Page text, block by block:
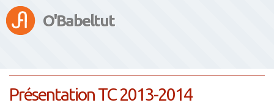
O'Babeltut
Présentation TC 2013-2014